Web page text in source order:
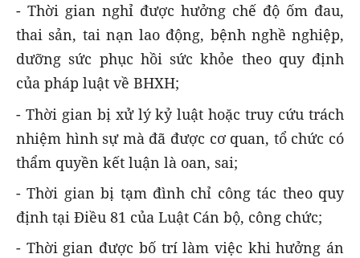
- Thời gian nghỉ được hưởng chế độ ốm đau,
thai sản, tai nạn lao động, bệnh nghề nghiệp,
dưỡng sức phục hồi sức khỏe theo quy định
của pháp luật về BHXH;
- Thời gian bị xử lý kỷ luật hoặc truy cứu trách
nhiệm hình sự mà đã được cơ quan, tổ chức có
thẩm quyền kết luận là oan, sai;
- Thời gian bị tạm đình chỉ công tác theo quy
định tại Điều 81 của Luật Cán bộ, công chức;
- Thời gian được bố trí làm việc khi hưởng án